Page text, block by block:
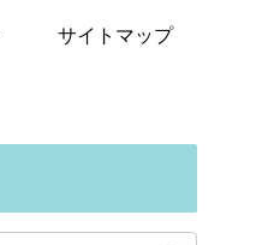
サイトマップ